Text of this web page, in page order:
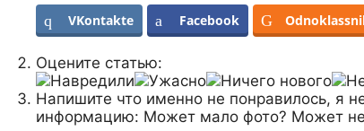
VKontakte Facebook
Оцените статью:
Напишите что именно не понравилось, я
информацию: Может мало фото? Может